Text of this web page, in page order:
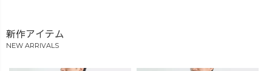
新作アイテム
NEW ARRIVALS